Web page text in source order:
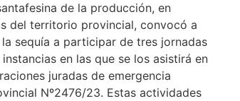
de la producción, en
del territorio provincial, convocó a
sequía a participar de tres jornadas
en las que se los asistirá en
juradas de emergencia
Nº2476/23. Estas actividades